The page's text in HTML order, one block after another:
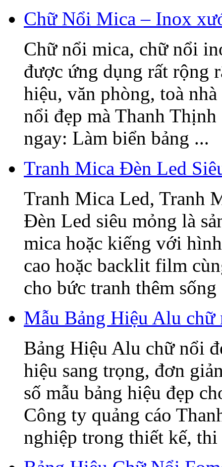
Chữ Nổi Mica – Inox
Chữ nổi mica, chữ nổi
được ứng dụng rất rộng
hiệu, văn phòng, toà
nổi đẹp mà Thanh
ngay: Làm biển bảng ...
Tranh Mica Đèn Led
Tranh Mica Led, Tranh
Đèn Led siêu mỏng là
mica hoặc kiếng với
cao hoặc backlit film
cho bức tranh thêm
Mẫu Bảng Hiệu Alu chữ
Bảng Hiệu Alu chữ nổi
hiệu sang trọng, đơn
số mẫu bảng hiệu đẹp
Công ty quảng cáo
nghiệp trong thiết kế, thi